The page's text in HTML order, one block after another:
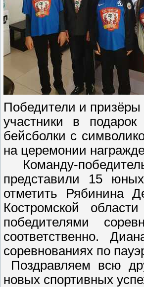
Победители и
участники в
бейсболки с
на церемонии
Команду-
представили 15
отметить Рябинина
Костромской
победителями
соответственно.
соревнованиях по
Поздравляем всю
новых спортивных